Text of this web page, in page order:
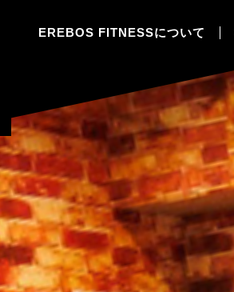
EREBOS FITNESSについて